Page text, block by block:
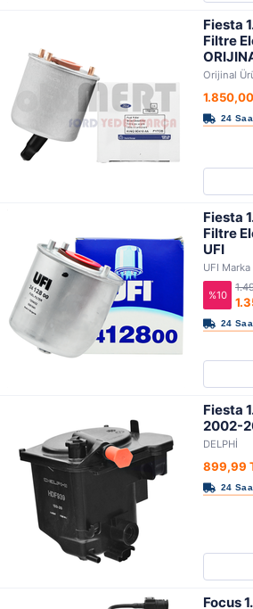
Fiesta
Filtre
Orijinal
Fiesta
Filtre
UFI
UFI Marka
%10
Fiesta
2002-
DELPHİ
899,99
Focus